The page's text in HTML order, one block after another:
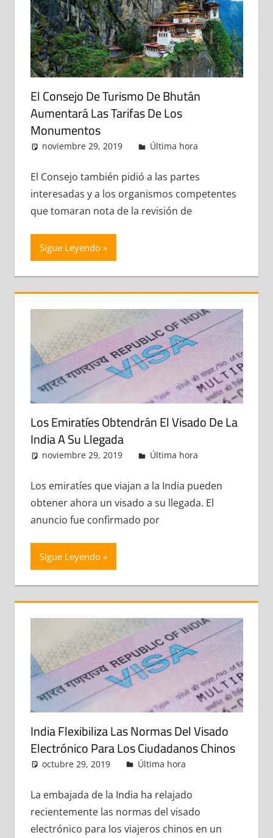
El Consejo De Turismo De Bhután
Aumentará Las Tarifas De Los
Monumentos
noviembre 29, 2019 admin
Última hora
El Consejo también pidió a las partes
interesadas y a los organismos competentes
que tomaran nota de la revisión de
Sigue Leyendo
Los Emiratíes Obtendrán El Visado De La
India A Su Llegada
noviembre 29, 2019 admin
Última hora
Los emiratíes que viajan a la India pueden
obtener ahora un visado a su llegada. El
anuncio fue confirmado por
Sigue Leyendo
India Flexibiliza Las Normas Del Visado
Electrónico Para Los Ciudadanos Chinos
octubre 29, 2019 admin
Última hora
La embajada de la India ha relajado
recientemente las normas del visado
electrónico para los viajeros chinos en un